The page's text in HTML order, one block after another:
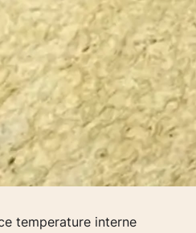
temperature interne